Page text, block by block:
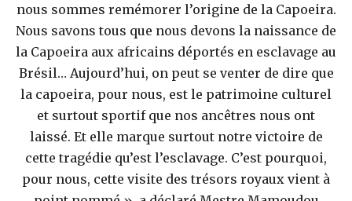
nous sommes remémorer l’origine de la Capoeira.
Nous savons tous que nous devons la naissance de
la Capoeira aux africains déportés en esclavage au
Brésil… Aujourd’hui, on peut se venter de dire que
la capoeira, pour nous, est le patrimoine culturel
et surtout sportif que nos ancêtres nous ont
laissé. Et elle marque surtout notre victoire de
cette tragédie qu’est l’esclavage. C’est pourquoi,
pour nous, cette visite des trésors royaux vient à